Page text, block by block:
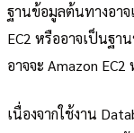
ฐานข้อมูลต้นทางอาจ
EC2 หรืออาจเป็นฐา
อาจจะ Amazon
เนื่องจากใช้งาน